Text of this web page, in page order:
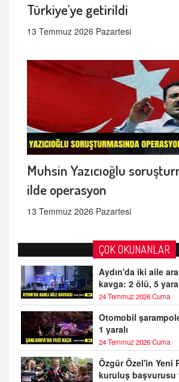
Türkiye'ye getirildi
13 Temmuz 2026 Pazartesi
Muhsin Yazıcıoğlu
ilde operasyon
13 Temmuz 2026 Pazartesi
ÇOK OKUNANLAR
Aydın'da iki aile
kavga: 2 ölü, 5
24 Temmuz 2026 Cuma
Otomobil
1 yaralı
24 Temmuz 2026 Cuma
Özgür Özel'in Yeni
kuruluş başvurusu